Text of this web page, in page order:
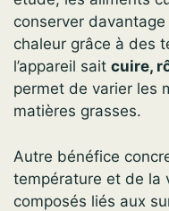
conserver
chaleur grâce à des
l’appareil sait cuire,
permet de varier les
matières grasses.
Autre bénéfice
température et de la
composés liés aux